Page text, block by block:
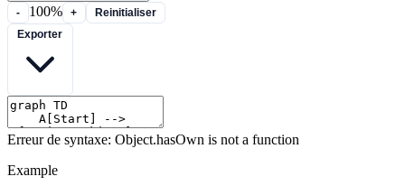
- 100% +
Reinitialiser
Erreur de syntaxe: Object.hasOwn is not a function
Example